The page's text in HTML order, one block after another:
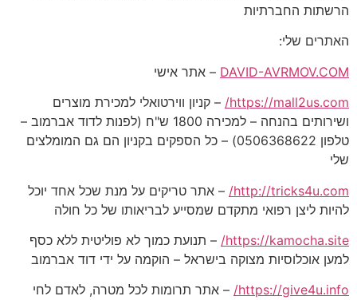
הרשתות החברתיות
האתרים שלי:
DAVID-AVRMOV.COM – אתר אישי
https://mall2us.com/ – קניון ווירטואלי למכירת מוצרים
ושירותים בהנחה – למכירה 1800 ש"ח (לפנות לדוד אברמוב –
טלפון 0506368622) – כל הספקים בקניון הם גם המומלצים
שלי
http://tricks4u.com/ – אתר טריקים על מנת שכל אחד יוכל
להיות ליצן רפואי מתקדם שמסייע לבריאותו של כל חולה
https://kamocha.site/ – תנועת כמוך לא פוליטית ללא כסף
למען אוכלוסיות מצוקה בישראל – הוקמה על ידי דוד אברמוב
https://give4u.info/ – אתר תרומות לכל מטרה, לאדם לחי